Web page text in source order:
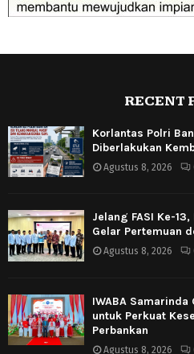
RECENT
Korlantas Polri
Diberlakukan
Agustus 8, 2026
Jelang FASI Ke-
Gelar Pertemuan
Agustus 8, 2026
IWABA
untuk Perkuat
Perbankan
Agustus 8, 2026